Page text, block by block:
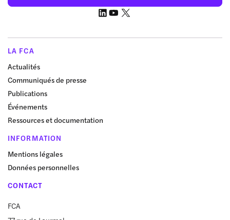
LA FCA
Actualités
Communiqués de presse
Publications
Événements
Ressources et documentation
INFORMATION
Mentions légales
Données personnelles
CONTACT
FCA